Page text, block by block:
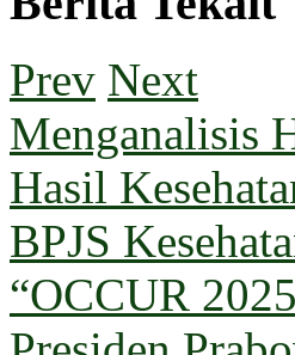
Prev Next
Menganalisis
Hasil
BPJS
“OCCUR